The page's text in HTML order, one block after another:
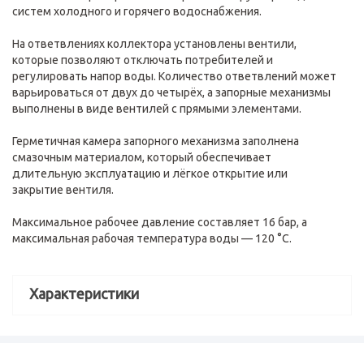
систем холодного и горячего водоснабжения.
На ответвлениях коллектора установлены вентили,
которые позволяют отключать потребителей и
регулировать напор воды. Количество ответвлений может
варьироваться от двух до четырёх, а запорные механизмы
выполнены в виде вентилей с прямыми элементами.
Герметичная камера запорного механизма заполнена
смазочным материалом, который обеспечивает
длительную эксплуатацию и лёгкое открытие или
закрытие вентиля.
Максимальное рабочее давление составляет 16 бар, а
максимальная рабочая температура воды — 120 °C.
Характеристики